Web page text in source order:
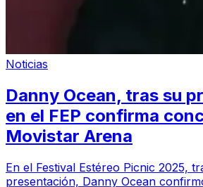
Noticias
Danny Ocean, tras su
en el FEP confirma
Movistar Arena
En el Festival Estéreo Picnic 2025,
presentación, Danny Ocean